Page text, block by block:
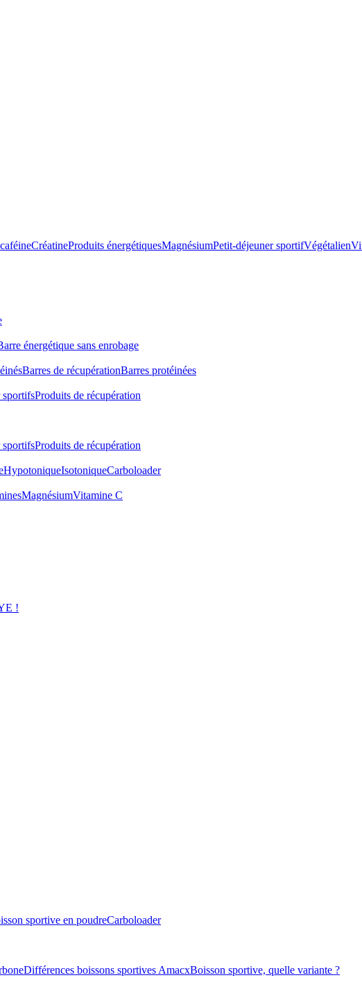
CréatineProduits énergétiquesMagnésiumPetit-déjeuner sportifVégétalien
énergétique sans enrobage
Barres de récupérationBarres protéinées
sportifsProduits de récupération
sportifsProduits de récupération
HypotoniqueIsotoniqueCarboloader
MagnésiumVitamine C
!
sportive en poudreCarboloader
Différences boissons sportives AmacxBoisson sportive, quelle variante ?